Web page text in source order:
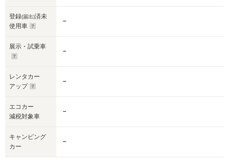
登録(届出)済未
使用車
－
展示・試乗車
－
レンタカー
アップ
－
エコカー
減税対象車
－
キャンピング
カー
－